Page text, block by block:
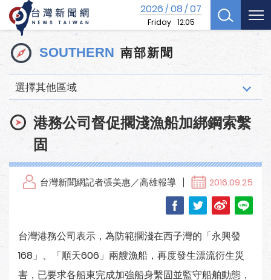
2026/08/07
Friday 12:05
SOUTHERN 南部新聞
選擇其他區域
港務公司督促擱淺漁船加綁鋼索繫
固
台灣新聞網記者張美惠／高雄報導 2016.09.25
台灣港務公司表示，為防範擱淺在西子灣的「永興發
168」、「順天606」兩艘漁船，再度發生漂流衍生災
害，已要求各船東完成加強船身繫固並監守船舶動態，